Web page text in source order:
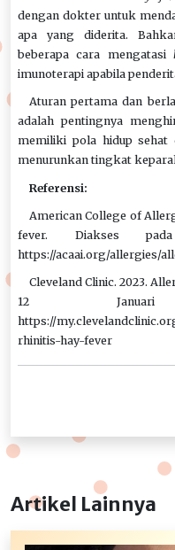
dengan dokter untuk
apa yang diderita.
beberapa cara mengatasi
imunoterapi apabila
Aturan pertama dan
adalah pentingnya
memiliki pola hidup sehat
menurunkan tingkat
Referensi:
American College of
fever. Diakses
https://acaai.org/allergies/
Cleveland Clinic. 2023.
12
https://
rhinitis-hay-fever
Artikel Lainnya